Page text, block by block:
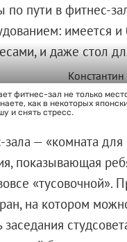
по пути в фитнес-
имеется
и даже стол
фитнес-зал не только
как в некоторых
и снять стресс.
— «комната для
показывающая
«тусовочной».
на котором